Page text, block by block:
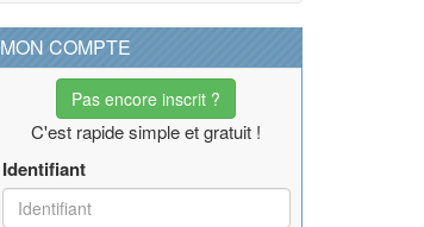
MON COMPTE
Pas encore inscrit ?
C'est rapide simple et gratuit !
Identifiant